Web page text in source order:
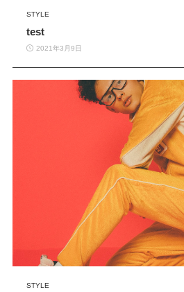
STYLE
test
2021年3月9日
STYLE